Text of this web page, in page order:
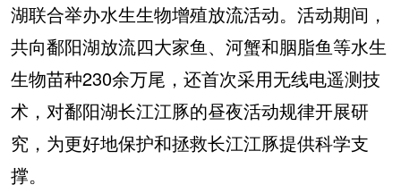
湖联合举办水生生物增殖放流活动。活动期间，
共向鄱阳湖放流四大家鱼、河蟹和胭脂鱼等水生
生物苗种230余万尾，还首次采用无线电遥测技
术，对鄱阳湖长江江豚的昼夜活动规律开展研
究，为更好地保护和拯救长江江豚提供科学支
撑。